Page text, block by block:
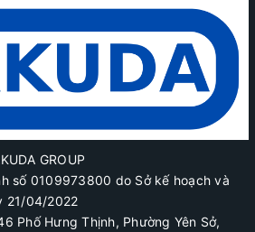
GROUP
số 0109973800 do Sở kế hoạch và
21/04/2022
Phố Hưng Thịnh, Phường Yên Sở,